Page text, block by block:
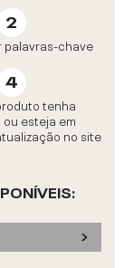
palavras-chave
tenha
esteja em
no site